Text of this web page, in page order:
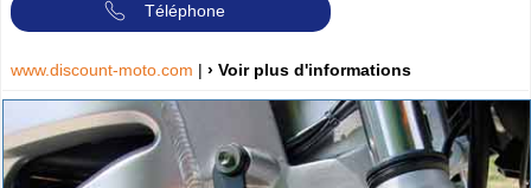
Téléphone
www.discount-moto.com | › Voir plus d'informations